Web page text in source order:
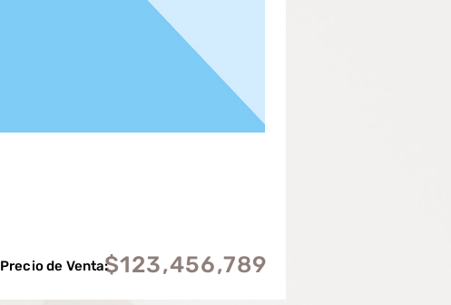
$123,456,789
Precio de Venta: